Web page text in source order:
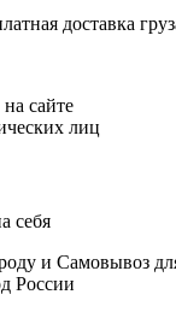
доставка
сайте
лиц
себя
и Самовывоз
России